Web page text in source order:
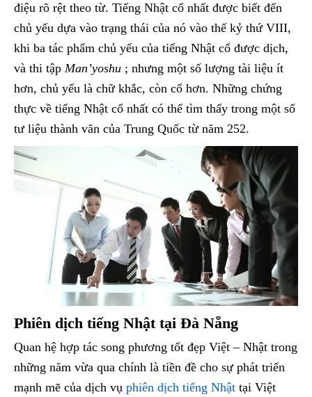
điệu rõ rệt theo từ. Tiếng Nhật cổ nhất được biết đến
chủ yếu dựa vào trạng thái của nó vào thế kỷ thứ VIII,
khi ba tác phẩm chủ yếu của tiếng Nhật cổ được dịch,
và thi tập Man’yoshu ; nhưng một số lượng tài liệu ít
hơn, chủ yếu là chữ khắc, còn cổ hơn. Những chứng
thực về tiếng Nhật cổ nhất có thể tìm thấy trong một số
tư liệu thành văn của Trung Quốc từ năm 252.
Phiên dịch tiếng Nhật tại Đà Nẵng
Quan hệ hợp tác song phương tốt đẹp Việt – Nhật trong
những năm vừa qua chính là tiền đề cho sự phát triển
mạnh mẽ của dịch vụ phiên dịch tiếng Nhật tại Việt